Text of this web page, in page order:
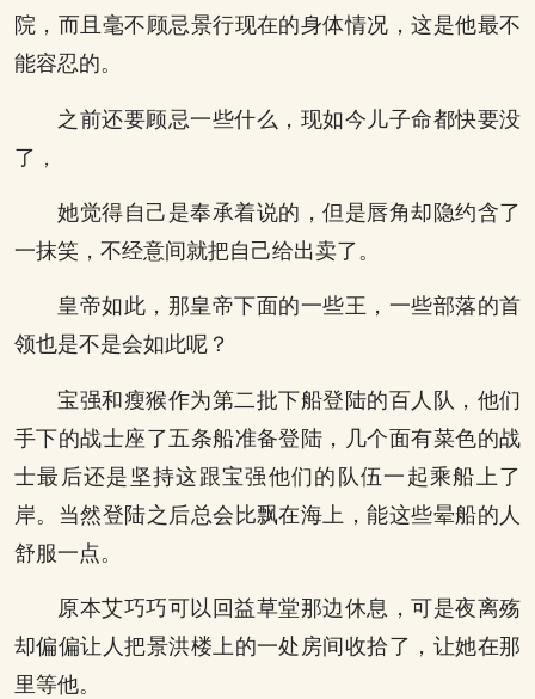
院，而且毫不顾忌景行现在的身体情况，这是他最不
能容忍的。
之前还要顾忌一些什么，现如今儿子命都快要没
了，
她觉得自己是奉承着说的，但是唇角却隐约含了
一抹笑，不经意间就把自己给出卖了。
皇帝如此，那皇帝下面的一些王，一些部落的首
领也是不是会如此呢？
宝强和瘦猴作为第二批下船登陆的百人队，他们
手下的战士座了五条船准备登陆，几个面有菜色的战
士最后还是坚持这跟宝强他们的队伍一起乘船上了
岸。当然登陆之后总会比飘在海上，能这些晕船的人
舒服一点。
原本艾巧巧可以回益草堂那边休息，可是夜离殇
却偏偏让人把景洪楼上的一处房间收拾了，让她在那
里等他。